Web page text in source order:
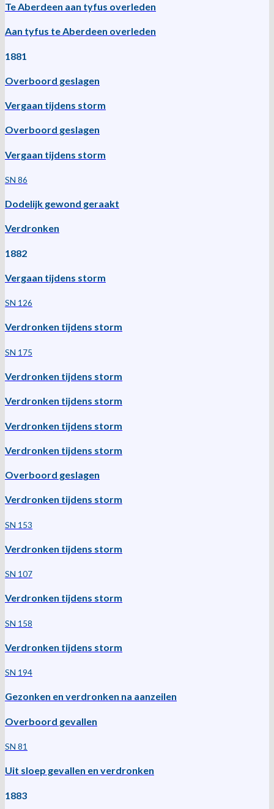
Te Aberdeen aan tyfus overleden
Aan tyfus te Aberdeen overleden
1881
Overboord geslagen
Vergaan tijdens storm
Overboord geslagen
Vergaan tijdens storm
SN 86
Dodelijk gewond geraakt
Verdronken
1882
Vergaan tijdens storm
SN 126
Verdronken tijdens storm
SN 175
Verdronken tijdens storm
Verdronken tijdens storm
Verdronken tijdens storm
Verdronken tijdens storm
Overboord geslagen
Verdronken tijdens storm
SN 153
Verdronken tijdens storm
SN 107
Verdronken tijdens storm
SN 158
Verdronken tijdens storm
SN 194
Gezonken en verdronken na aanzeilen
Overboord gevallen
SN 81
Uit sloep gevallen en verdronken
1883